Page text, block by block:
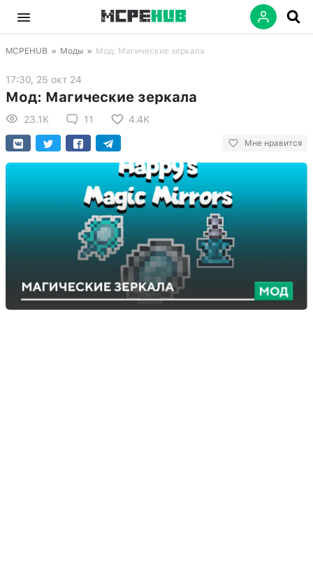
MCPEHUB » Моды » Мод: Магические зеркала
17:30, 25 окт 24
Мод: Магические зеркала
23.1K 11 4.4K
Мне нравится